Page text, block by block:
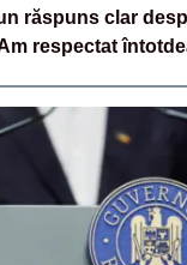
răspuns clar
respectat